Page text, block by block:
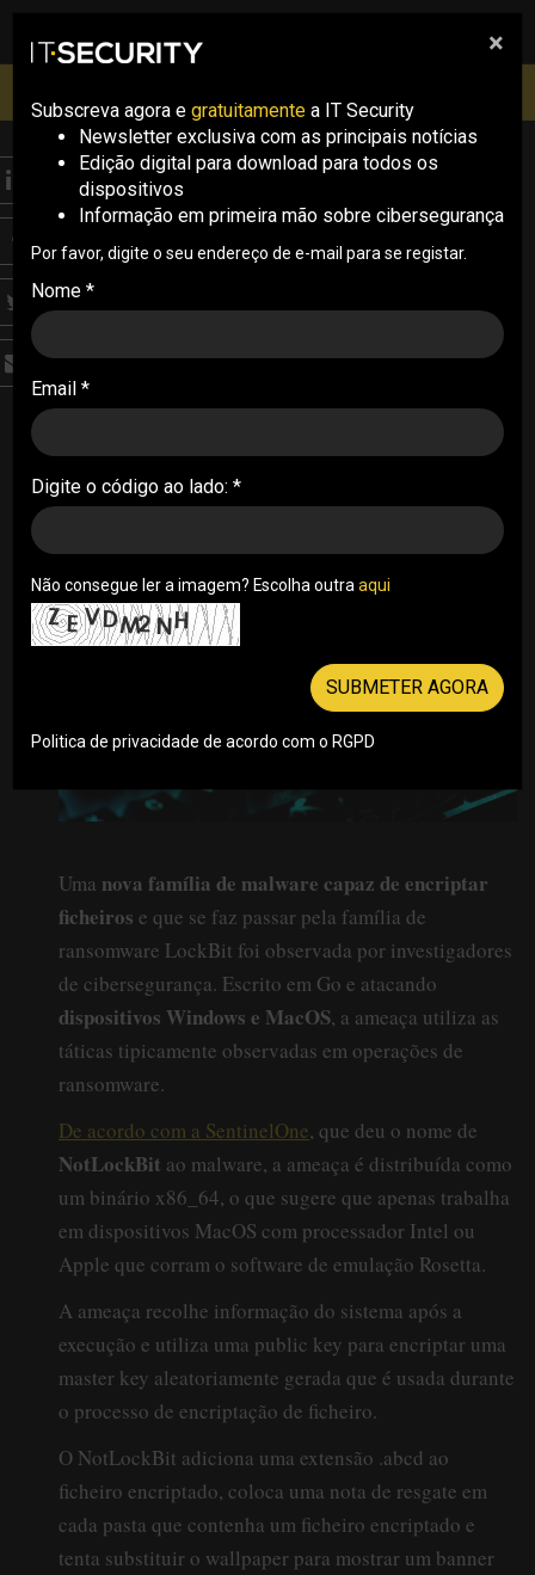
pesquisa
Inscrições abertas
THREATS
Nova família de
ransomware tem
dispositivos MacOS
como alvo
Investigadores indicam que foi observado um
ransomware com os dispositivos MacOS como
ransomware LockBit
Uma nova família de malware capaz de encriptar
ficheiros e que se faz passar pela família de
ransomware LockBit foi observada por investigadores
de cibersegurança. Escrito em Go e atacando
dispositivos Windows e MacOS, a ameaça utiliza as
táticas tipicamente observadas em operações de
ransomware.
De acordo com a SentinelOne, que deu o nome de
NotLockBit ao malware, a ameaça é distribuída como
um binário x86_64, o que sugere que apenas trabalha
em dispositivos MacOS com processador Intel ou
Apple que corram o software de emulação Rosetta.
A ameaça recolhe informação do sistema após a
execução e utiliza uma public key para encriptar uma
master key aleatoriamente gerada que é usada durante
o processo de encriptação de ficheiro.
O NotLockBit adiciona uma extensão .abcd ao
ficheiro encriptado, coloca uma nota de resgate em
cada pasta que contenha um ficheiro encriptado e
tenta substituir o wallpaper para mostrar um banner
×
Subscreva agora e gratuitamente a IT Security
Newsletter exclusiva com as principais notícias
Edição digital para download para todos os
dispositivos
Informação em primeira mão sobre cibersegurança
Por favor, digite o seu endereço de e-mail para se registar.
Nome *
Email *
Digite o código ao lado: *
Não consegue ler a imagem? Escolha outra aqui
SUBMETER AGORA
Politica de privacidade de acordo com o RGPD